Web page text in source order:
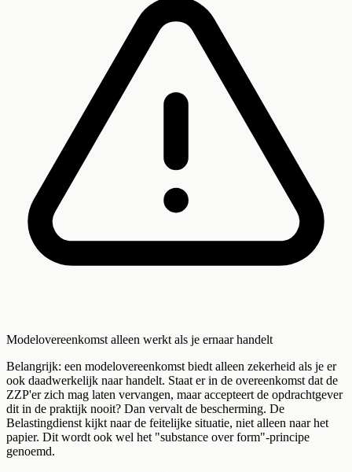
Modelovereenkomst alleen werkt als je ernaar handelt
Belangrijk: een modelovereenkomst biedt alleen zekerheid als je er
ook daadwerkelijk naar handelt. Staat er in de overeenkomst dat de
ZZP'er zich mag laten vervangen, maar accepteert de opdrachtgever
dit in de praktijk nooit? Dan vervalt de bescherming. De
Belastingdienst kijkt naar de feitelijke situatie, niet alleen naar het
papier. Dit wordt ook wel het "substance over form"-principe
genoemd.